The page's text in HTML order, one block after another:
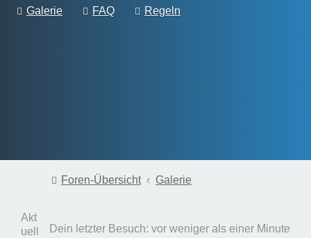
Galerie FAQ Regeln
Foren-Übersicht Galerie
Dein letzter Besuch: vor weniger als einer Minute
Akt
uell